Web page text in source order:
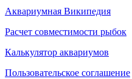
Аквариумная Википедия
Расчет совместимости рыбок
Калькулятор аквариумов
Пользовательское соглашение